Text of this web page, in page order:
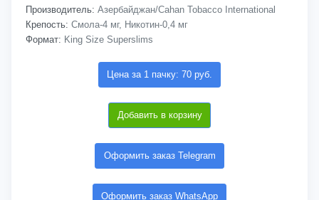
Производитель: Азербайджан/Cahan Tobacco International
Крепость: Смола-4 мг, Никотин-0,4 мг
Формат: King Size Superslims
Цена за 1 пачку: 70 руб.
Добавить в корзину
Оформить заказ Telegram
Оформить заказ WhatsApp